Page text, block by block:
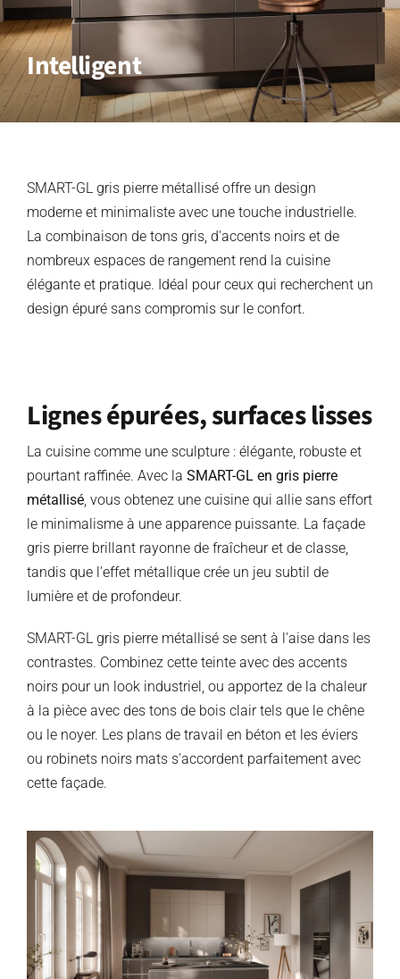
Intelligent
SMART-GL gris pierre métallisé offre un design
moderne et minimaliste avec une touche industrielle.
La combinaison de tons gris, d'accents noirs et de
nombreux espaces de rangement rend la cuisine
élégante et pratique. Idéal pour ceux qui recherchent un
design épuré sans compromis sur le confort.
Lignes épurées, surfaces lisses
La cuisine comme une sculpture : élégante, robuste et
pourtant raffinée. Avec la SMART-GL en gris pierre
métallisé, vous obtenez une cuisine qui allie sans effort
le minimalisme à une apparence puissante. La façade
gris pierre brillant rayonne de fraîcheur et de classe,
tandis que l'effet métallique crée un jeu subtil de
lumière et de profondeur.
SMART-GL gris pierre métallisé se sent à l'aise dans les
contrastes. Combinez cette teinte avec des accents
noirs pour un look industriel, ou apportez de la chaleur
à la pièce avec des tons de bois clair tels que le chêne
ou le noyer. Les plans de travail en béton et les éviers
ou robinets noirs mats s'accordent parfaitement avec
cette façade.